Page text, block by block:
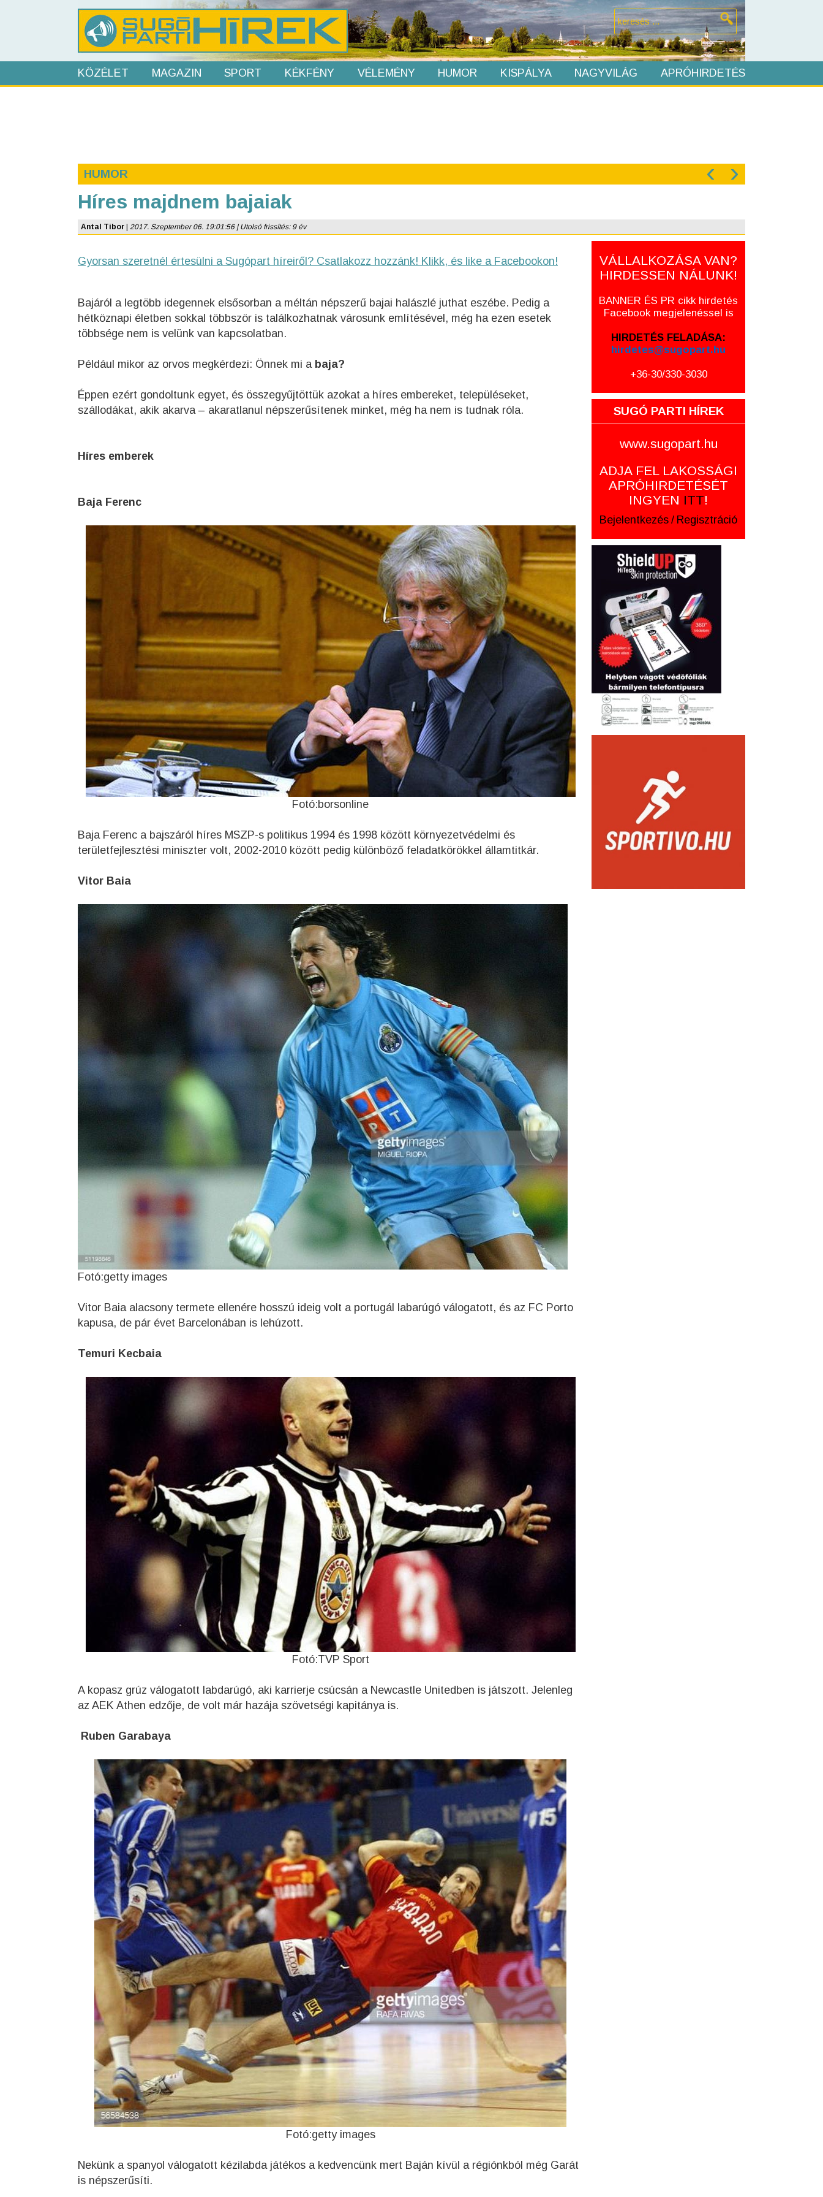
KÖZÉLET MAGAZIN SPORT KÉKFÉNY VÉLEMÉNY HUMOR KISPÁLYA NAGYVILÁG APRÓHIRDETÉS
HUMOR ‹ ›
Híres majdnem bajaiak
Antal Tibor 2017. Szeptember 06. 19:01:56 | Utolsó frissítés: 9 év
Gyorsan szeretnél értesülni a Sugópart híreiről? Csatlakozz hozzánk! Klikk, és like a Facebookon!
Bajáról a legtöbb idegennek elsősorban a méltán népszerű bajai halászlé juthat eszébe. Pedig a
hétköznapi életben sokkal többször is találkozhatnak városunk említésével, még ha ezen esetek
többsége nem is velünk van kapcsolatban.
Például mikor az orvos megkérdezi: Önnek mi a baja?
Éppen ezért gondoltunk egyet, és összegyűjtöttük azokat a híres embereket, településeket,
szállodákat, akik akarva – akaratlanul népszerűsítenek minket, még ha nem is tudnak róla.
Híres emberek
Baja Ferenc
Fotó:borsonline
Baja Ferenc a bajszáról híres MSZP-s politikus 1994 és 1998 között környezetvédelmi és
területfejlesztési miniszter volt, 2002-2010 között pedig különböző feladatkörökkel államtitkár.
Vitor Baia
Fotó:getty images
Vitor Baia alacsony termete ellenére hosszú ideig volt a portugál labarúgó válogatott, és az FC Porto
kapusa, de pár évet Barcelonában is lehúzott.
Temuri Kecbaia
Fotó:TVP Sport
A kopasz grúz válogatott labdarúgó, aki karrierje csúcsán a Newcastle Unitedben is játszott. Jelenleg
az AEK Athen edzője, de volt már hazája szövetségi kapitánya is.
Ruben Garabaya
Fotó:getty images
Nekünk a spanyol válogatott kézilabda játékos a kedvencünk mert Baján kívül a régiónkból még Garát
is népszerűsíti.
VÁLLALKOZÁSA VAN?
HIRDESSEN NÁLUNK!
BANNER ÉS PR cikk hirdetés
Facebook megjelenéssel is
HIRDETÉS FELADÁSA:
hirdetes@sugopart.hu
+36-30/330-3030
SUGÓ PARTI HÍREK
www.sugopart.hu
ADJA FEL LAKOSSÁGI
APRÓHIRDETÉSÉT
INGYEN ITT!
Bejelentkezés / Regisztráció